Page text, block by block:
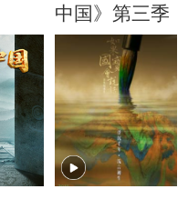
中国》第三季